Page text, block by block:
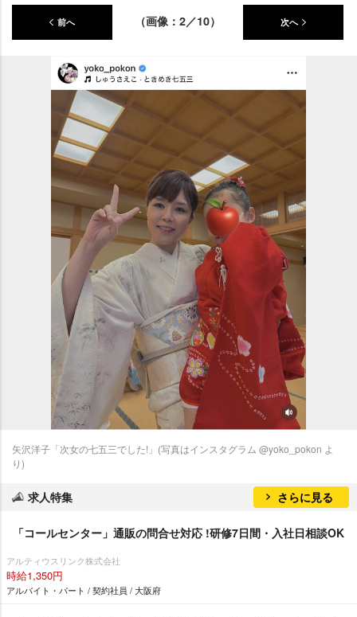
前へ （画像：2／10） 次へ
矢沢洋子「次女の七五三でした!」(写真はインスタグラム @yoko_pokon よ
り)
求人特集 さらに見る
「コールセンター」通販の問合せ対応 !研修7日間・入社日相談OK
アルティウスリンク株式会社
時給1,350円
アルバイト・パート / 契約社員 / 大阪府